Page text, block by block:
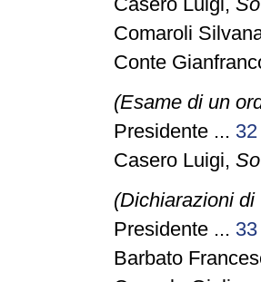
Comaroli
Conte
(Esame di un
Presidente ... 32
Casero Luigi,
(Dichiarazioni
Presidente ... 33
Barbato